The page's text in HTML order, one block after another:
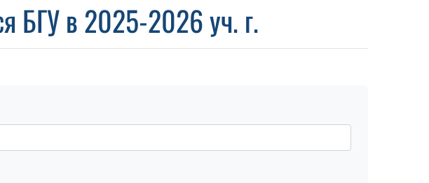
БГУ в 2025-2026 уч. г.